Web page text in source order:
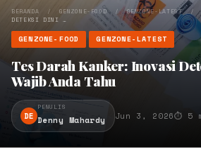
BERANDA / GENZONE-FOOD/GENZONE-LATEST
DETEKSI DINI …
GENZONE-FOOD GENZONE-LATEST
Tes Darah Kanker: Inovasi
Wajib Anda Tahu
DE
PENULIS
Denny Mahardy Jun 3, 2026⏱ 5